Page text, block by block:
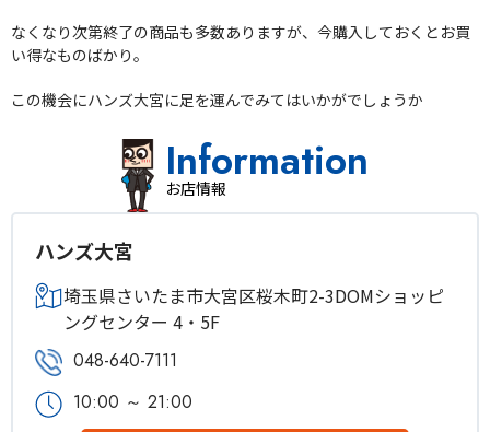
なくなり次第終了の商品も多数ありますが、今購入しておくとお買
い得なものばかり。
この機会にハンズ大宮に足を運んでみてはいかがでしょうか
Information
お店情報
ハンズ大宮
埼玉県さいたま市大宮区桜木町2-3DOMショッピ
ングセンター 4・5F
048-640-7111
10:00 ～ 21:00